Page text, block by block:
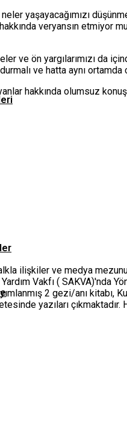
yaşayacağımızı
veryansın etmiyor
ve ön yargılarımızı da
ve hatta aynı
hakkında olumsuz
ilişkiler ve medya
Vakfı (
2 gezi/anı kitabı,
yazıları